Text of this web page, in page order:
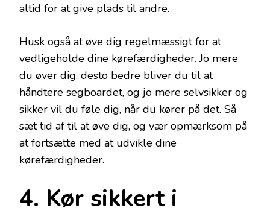
altid for at give plads til andre.
Husk også at øve dig regelmæssigt for at
vedligeholde dine kørefærdigheder. Jo mere
du øver dig, desto bedre bliver du til at
håndtere segboardet, og jo mere selvsikker og
sikker vil du føle dig, når du kører på det. Så
sæt tid af til at øve dig, og vær opmærksom på
at fortsætte med at udvikle dine
kørefærdigheder.
4. Kør sikkert i